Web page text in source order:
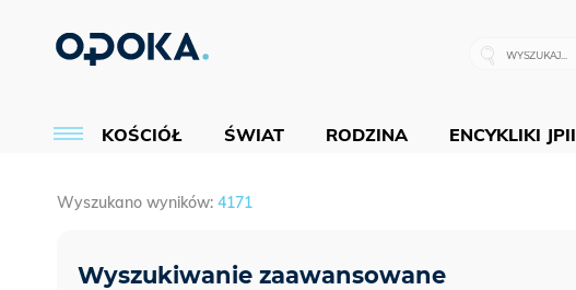
KOŚCIÓŁ ŚWIAT RODZINA ENCYKLIKI JPII
Wyszukano wyników: 4171